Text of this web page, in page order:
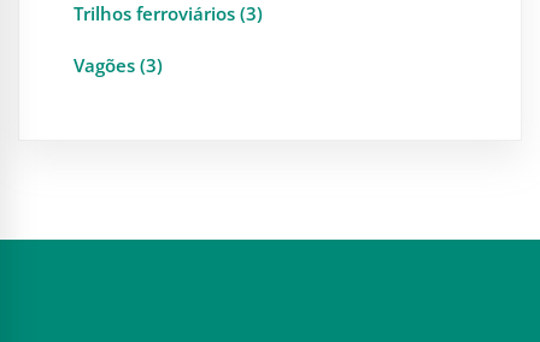
Trilhos ferroviários (3)
Vagões (3)